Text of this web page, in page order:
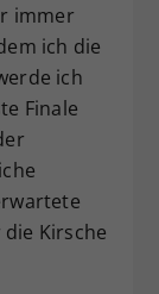
immer
ich die
ich
Finale
Kirsche